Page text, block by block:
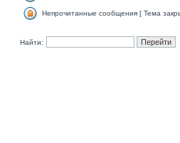
Непрочитанные сообщения [ Тема
Найти: